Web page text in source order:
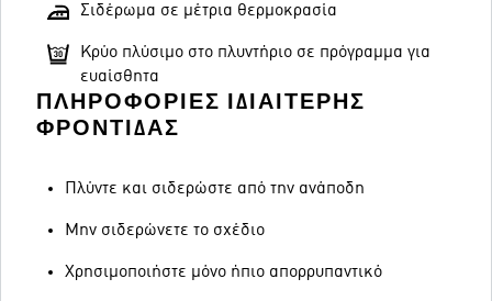
Σιδέρωμα σε μέτρια θερμοκρασία
Κρύο πλύσιμο στο πλυντήριο σε πρόγραμμα για
ευαίσθητα
ΠΛΗΡΟΦΟΡΊΕΣ ΙΔΙΑΊΤΕΡΗΣ
ΦΡΟΝΤΊΔΑΣ
Πλύντε και σιδερώστε από την ανάποδη
Μην σιδερώνετε το σχέδιο
Χρησιμοποιήστε μόνο ήπιο απορρυπαντικό